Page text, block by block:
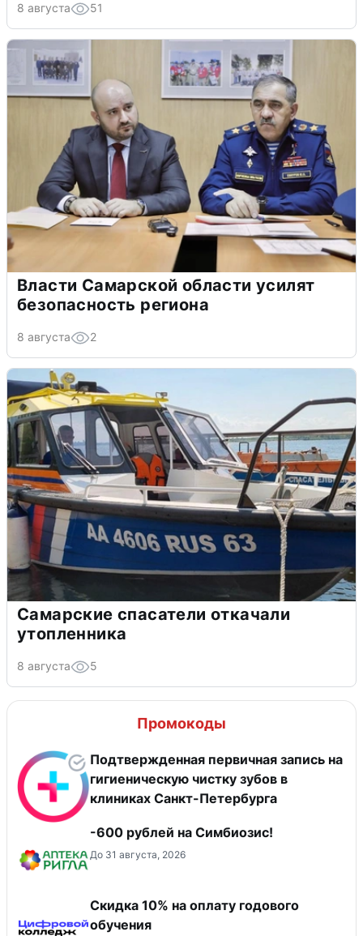
8 августа 51
Власти Самарской области усилят
безопасность региона
8 августа 2
Самарские спасатели откачали
утопленника
8 августа 5
Промокоды
Подтвержденная первичная запись на
гигиеническую чистку зубов в
клиниках Санкт-Петербурга
-600 рублей на Симбиозис!
До 31 августа, 2026
Скидка 10% на оплату годового
обучения